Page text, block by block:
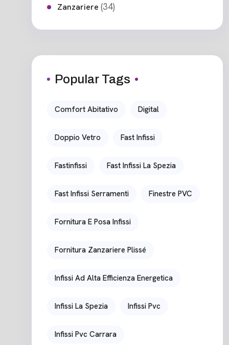
Zanzariere (34)
Popular Tags
Comfort Abitativo Digital
Doppio Vetro Fast Infissi
Fastinfissi Fast Infissi La Spezia
Fast Infissi Serramenti Finestre PVC
Fornitura E Posa Infissi
Fornitura Zanzariere Plissé
Infissi Ad Alta Efficienza Energetica
Infissi La Spezia Infissi Pvc
Infissi Pvc Carrara